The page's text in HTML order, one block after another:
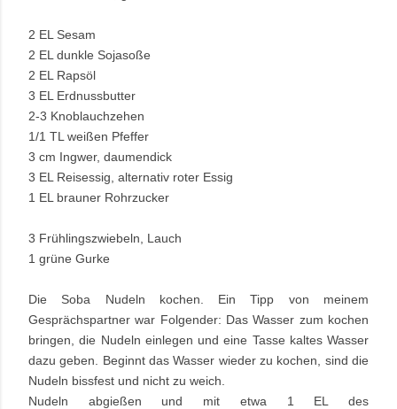
2 EL Sesam
2 EL dunkle Sojasoße
2 EL Rapsöl
3 EL Erdnussbutter
2-3 Knoblauchzehen
1/1 TL weißen Pfeffer
3 cm Ingwer, daumendick
3 EL Reisessig, alternativ roter Essig
1 EL brauner Rohrzucker
3 Frühlingszwiebeln, Lauch
1 grüne Gurke
Die Soba Nudeln kochen. Ein Tipp von meinem
Gesprächspartner war Folgender: Das Wasser zum kochen
bringen, die Nudeln einlegen und eine Tasse kaltes Wasser
dazu geben. Beginnt das Wasser wieder zu kochen, sind die
Nudeln bissfest und nicht zu weich.
Nudeln abgießen und mit etwa 1 EL des